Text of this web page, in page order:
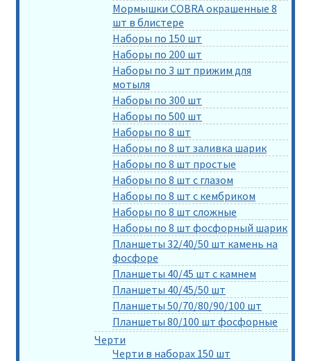
Мормышки COBRA окрашенные 8
шт в блистере
Наборы по 150 шт
Наборы по 200 шт
Наборы по 3 шт прижим для
мотыля
Наборы по 300 шт
Наборы по 500 шт
Наборы по 8 шт
Наборы по 8 шт заливка шарик
Наборы по 8 шт простые
Наборы по 8 шт с глазом
Наборы по 8 шт с кембриком
Наборы по 8 шт сложные
Наборы по 8 шт фосфорный шарик
Планшеты 32/40/50 шт камень на
фосфоре
Планшеты 40/45 шт с камнем
Планшеты 40/45/50 шт
Планшеты 50/70/80/90/100 шт
Планшеты 80/100 шт фосфорные
Черти
Черти в наборах 150 шт